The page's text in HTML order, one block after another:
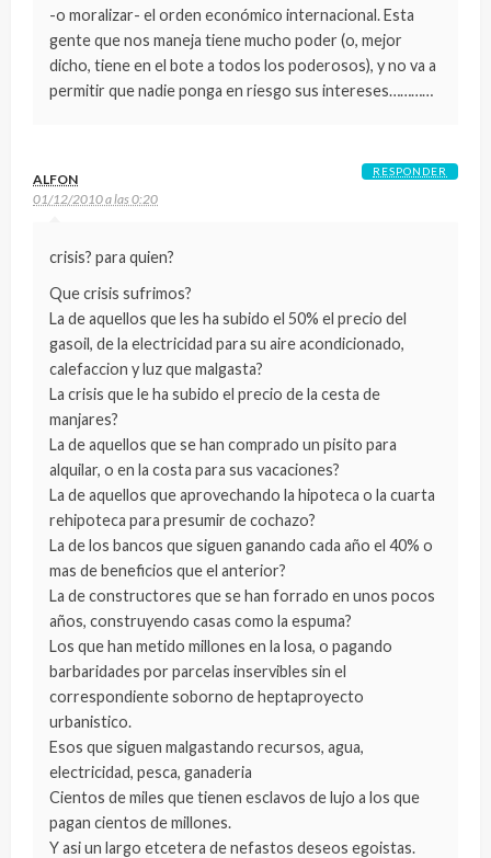
-o moralizar- el orden económico internacional. Esta
gente que nos maneja tiene mucho poder (o, mejor
dicho, tiene en el bote a todos los poderosos), y no va a
permitir que nadie ponga en riesgo sus intereses…………
ALFON
01/12/2010 a las 0:20
crisis? para quien?
Que crisis sufrimos?
La de aquellos que les ha subido el 50% el precio del
gasoil, de la electricidad para su aire acondicionado,
calefaccion y luz que malgasta?
La crisis que le ha subido el precio de la cesta de
manjares?
La de aquellos que se han comprado un pisito para
alquilar, o en la costa para sus vacaciones?
La de aquellos que aprovechando la hipoteca o la cuarta
rehipoteca para presumir de cochazo?
La de los bancos que siguen ganando cada año el 40% o
mas de beneficios que el anterior?
La de constructores que se han forrado en unos pocos
años, construyendo casas como la espuma?
Los que han metido millones en la losa, o pagando
barbaridades por parcelas inservibles sin el
correspondiente soborno de heptaproyecto
urbanistico.
Esos que siguen malgastando recursos, agua,
electricidad, pesca, ganaderia
Cientos de miles que tienen esclavos de lujo a los que
pagan cientos de millones.
Y asi un largo etcetera de nefastos deseos egoistas.
RESPONDER